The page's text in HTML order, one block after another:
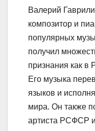
Валерий
композитор и
популярных
получил
признания как в
Его музыка
языков и
мира. Он также
артиста РСФСР